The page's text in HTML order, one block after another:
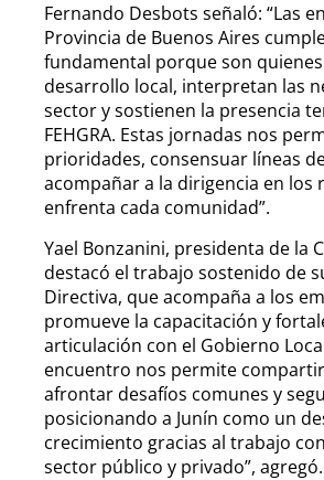
Fernando Desbots señaló: “Las
Provincia de Buenos Aires
fundamental porque son
desarrollo local, interpretan las
sector y sostienen la presencia
FEHGRA. Estas jornadas nos
prioridades, consensuar líneas
acompañar a la dirigencia en los
enfrenta cada comunidad”.
Yael Bonzanini, presidenta de la
destacó el trabajo sostenido de
Directiva, que acompaña a los
promueve la capacitación y
articulación con el Gobierno
encuentro nos permite
afrontar desafíos comunes y
posicionando a Junín como un
crecimiento gracias al trabajo
sector público y privado”, agregó.